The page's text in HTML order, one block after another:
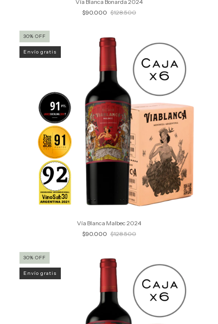
Vía Blanca Bonarda 2024
$90.000 $128.500
30% OFF
Envío gratis
Vía Blanca Malbec 2024
$90.000 $128.500
30% OFF
Envío gratis